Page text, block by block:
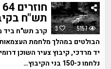
3 5157
תש"ח
קרב תש"ח ביד
הבולטים במהלך מלחמת
יד מרדכי, קיבוץ צעיר השוכן
נלחמו כ-150 בני הקיבוץ…